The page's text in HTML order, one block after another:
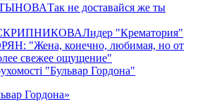
Так не доставайся же ты
Лидер "Крематория"
"Жена, конечно, любимая, но от
свежее ощущение"
"Бульвар Гордона"
Гордона»